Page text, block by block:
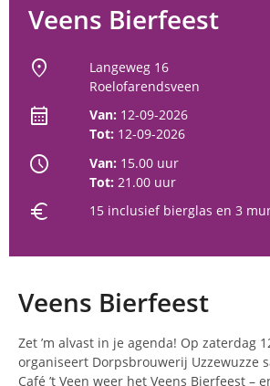
Veens Bierfeest
location_on
Langeweg 16
Roelofarendsveen
calendar_month Van: 12-09-2026
Tot: 12-09-2026
schedule Van: 15.00 uur
Tot: 21.00 uur
euro 15 inclusief bierglas en 3
Veens Bierfeest
Zet ’m alvast in je agenda! Op zaterdag
organiseert Dorpsbrouwerij Uzzewuzze
Café ’t Veen weer het Veens Bierfeest –